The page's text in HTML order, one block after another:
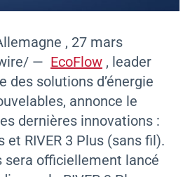
, 27 mars
— EcoFlow , leader
des solutions d’énergie
annonce le
dernières innovations :
et RIVER 3 Plus (sans fil).
sera officiellement lancé